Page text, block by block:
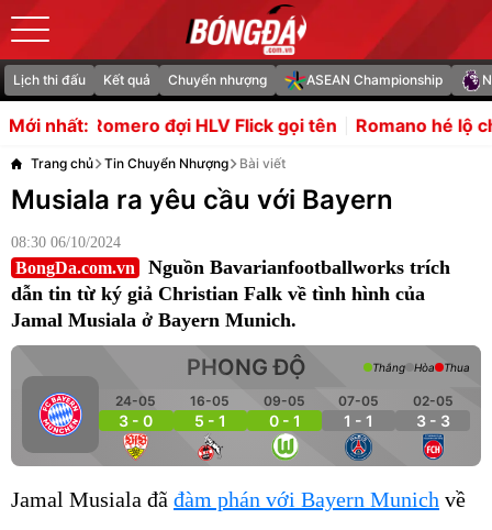
Lịch thi đấu Kết quả Chuyển nhượng ASEAN Championship
Mới nhất:
HLV Flick gọi tên Romano hé lộ chi tiết thương vụ
Trang chủ Tin Chuyển Nhượng Bài viết
Musiala ra yêu cầu với Bayern
08:30 06/10/2024
BongDa.com.vn
Nguồn Bavarianfootballworks trích
dẫn tin từ ký giả Christian Falk về tình hình của
Jamal Musiala ở Bayern Munich.
PHONG ĐỘ
24-05
3 - 0
16-05
5 - 1
09-05
0 - 1
07-05
1 - 1
02-05
3 - 3
Thắng Hòa Thua
Jamal Musiala đã đàm phán với Bayern Munich về